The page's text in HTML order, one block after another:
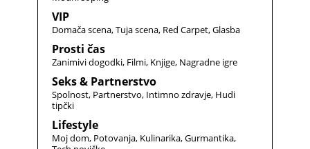
VIP
Domača scena Tuja scena Red Carpet Glasba
Prosti čas
Zanimivi dogodki Filmi Knjige Nagradne igre
Seks & Partnerstvo
Spolnost Partnerstvo Intimno zdravje Hudi
tipčki
Lifestyle
Moj dom Potovanja Kulinarika Gurmantika